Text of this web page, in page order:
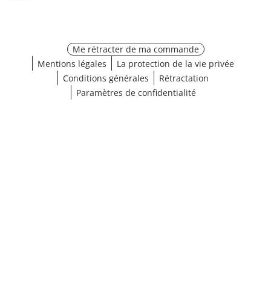
Me rétracter de ma commande
Mentions légales
La protection de la vie privée
Conditions générales
Rétractation
Paramètres de confidentialité